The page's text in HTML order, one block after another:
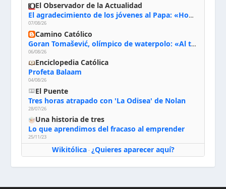
El Observador de la Actualidad
El agradecimiento de los jóvenes al Papa: «Hoy nos sentimos Iglesia»
07/08/26
Camino Católico
Goran Tomašević, olímpico de waterpolo: «Al terminar el Camino de Santiago entregué mi vida a Cristo; hablé con Dios y le dije: ‘Estoy listo; estoy a tu servicio. Puedo llevar lo que sea necesario para ti’»
06/08/26
Enciclopedia Católica
Profeta Balaam
04/08/26
El Puente
Tres horas atrapado con 'La Odisea' de Nolan
28/07/26
Una historia de tres
Lo que aprendimos del fracaso al emprender
25/11/23
Wikitólica· ¿Quieres aparecer aquí?